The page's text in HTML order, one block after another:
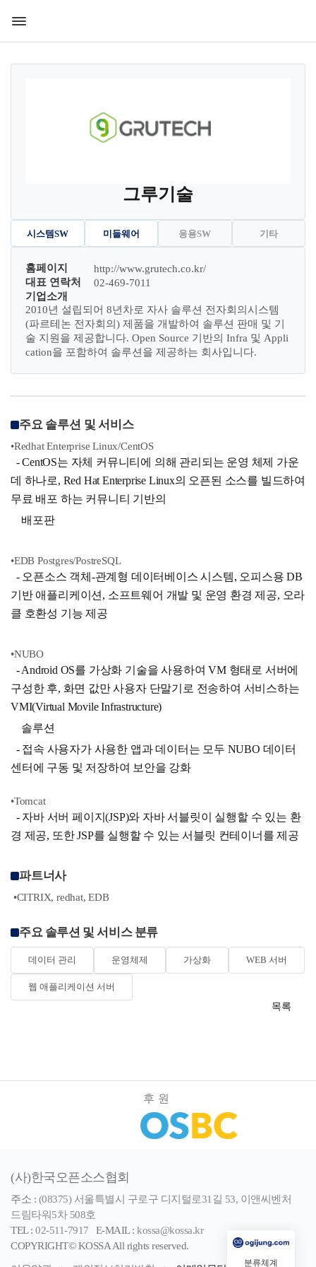
분류체계
그루기술
시스템SW 미들웨어 응용SW 기타
홈페이지
http://www.grutech.co.kr/
대표 연락처
02-469-7011
기업소개
2010년 설립되어 8년차로 자사 솔루션 전자회의시스템
(파르테논 전자회의) 제품을 개발하여 솔루션 판매 및 기
술 지원을 제공합니다. Open Source 기반의 Infra 및 Appli
cation을 포함하여 솔루션을 제공하는 회사입니다.
주요 솔루션 및 서비스
•Redhat Enterprise Linux/CentOS
- CentOS는 자체 커뮤니티에 의해 관리되는 운영 체제 가운
데 하나로, Red Hat Enterprise Linux의 오픈된 소스를 빌드하여
무료 배포 하는 커뮤니티 기반의
배포판
•EDB Postgres/PostreSQL
- 오픈소스 객체-관계형 데이터베이스 시스템, 오피스용 DB
기반 애플리케이션, 소프트웨어 개발 및 운영 환경 제공, 오라
클 호환성 기능 제공
•NUBO
- Android OS를 가상화 기술을 사용하여 VM 형태로 서버에
구성한 후, 화면 값만 사용자 단말기로 전송하여 서비스하는
VMI(Virtual Movile Infrastructure)
솔루션
- 접속 사용자가 사용한 앱과 데이터는 모두 NUBO 데이터
센터에 구동 및 저장하여 보안을 강화
•Tomcat
- 자바 서버 페이지(JSP)와 자바 서블릿이 실행할 수 있는 환
경 제공, 또한 JSP를 실행할 수 있는 서블릿 컨테이너를 제공
파트너사
•CITRIX, redhat, EDB
주요 솔루션 및 서비스 분류
데이터 관리 운영체제 가상화 WEB 서버
웹 애플리케이션 서버
목록
후원
(사)한국오픈소스협회
주소 : (08375) 서울특별시 구로구 디지털로31길 53, 이앤씨벤처
드림타워5차 508호
TEL : 02-511-7917 E-MAIL : kossa@kossa.kr
COPYRIGHT© KOSSA All rights reserved.